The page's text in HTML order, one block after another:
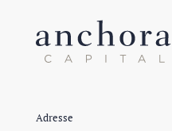
Adresse